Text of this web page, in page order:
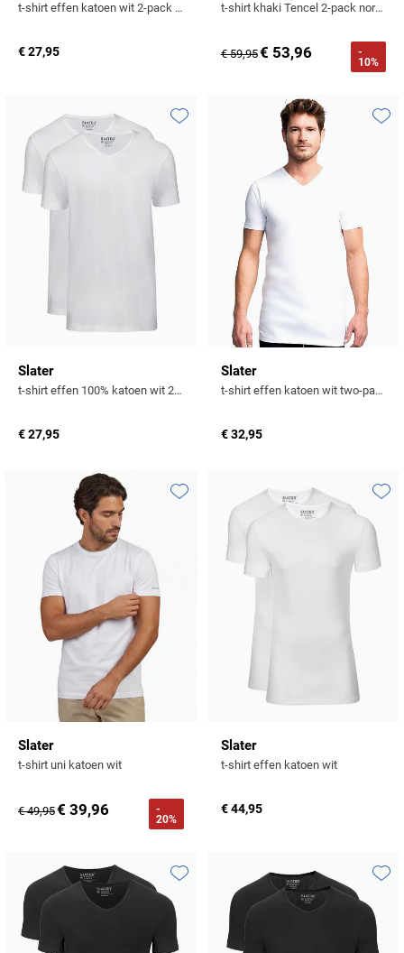
t-shirt effen katoen wit 2-pack v hals
€ 27,95
t-shirt khaki Tencel 2-pack normale fit
€ 59,95€ 53,96
-
10%
Slater
t-shirt effen 100% katoen wit 2-pack
€ 27,95
Toevoegen aan favorieten
Slater
t-shirt effen katoen wit two-pack
€ 32,95
Slater
t-shirt uni katoen wit
€ 49,95€ 39,96
-
20%
Toevoegen aan favorieten
Slater
t-shirt effen katoen wit
€ 44,95
Toevoegen aan favorieten